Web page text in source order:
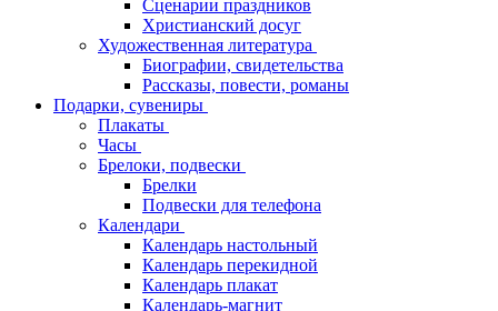
Сценарии праздников
Христианский досуг
Художественная литература
Биографии, свидетельства
Рассказы, повести, романы
Подарки, сувениры
Плакаты
Часы
Брелоки, подвески
Брелки
Подвески для телефона
Календари
Календарь настольный
Календарь перекидной
Календарь плакат
Календарь-магнит